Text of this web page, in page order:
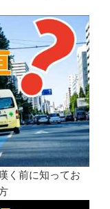
く前に知ってお